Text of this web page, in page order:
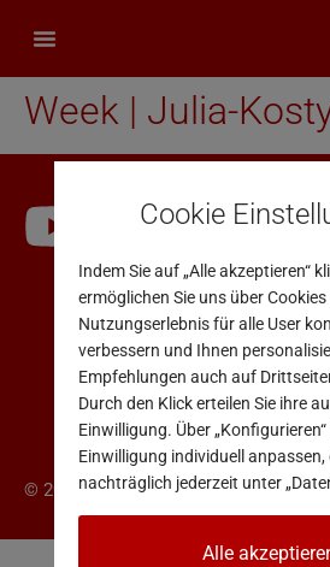
Week | Julia-
AGB
© 2025 Immo Analytics GmbH
Cookie
Indem Sie auf „Alle akzeptieren“
ermöglichen Sie uns über
Nutzungserlebnis für alle User
verbessern und Ihnen
Empfehlungen auch auf
Durch den Klick erteilen Sie ihre
Einwilligung. Über
Einwilligung individuell anpassen,
nachträglich jederzeit unter
Alle